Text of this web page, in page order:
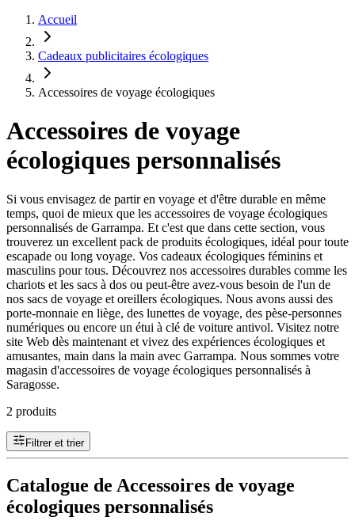
Accueil
Cadeaux publicitaires écologiques
Accessoires de voyage écologiques
Accessoires de voyage
écologiques personnalisés
Si vous envisagez de partir en voyage et d'être durable en même
temps, quoi de mieux que les accessoires de voyage écologiques
personnalisés de Garrampa. Et c'est que dans cette section, vous
trouverez un excellent pack de produits écologiques, idéal pour toute
escapade ou long voyage. Vos cadeaux écologiques féminins et
masculins pour tous. Découvrez nos accessoires durables comme les
chariots et les sacs à dos ou peut-être avez-vous besoin de l'un de
nos sacs de voyage et oreillers écologiques. Nous avons aussi des
porte-monnaie en liège, des lunettes de voyage, des pèse-personnes
numériques ou encore un étui à clé de voiture antivol. Visitez notre
site Web dès maintenant et vivez des expériences écologiques et
amusantes, main dans la main avec Garrampa. Nous sommes votre
magasin d'accessoires de voyage écologiques personnalisés à
Saragosse.
2 produits
Filtrer et trier
Catalogue de Accessoires de voyage
écologiques personnalisés